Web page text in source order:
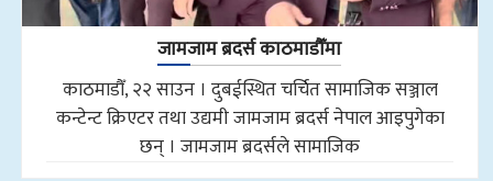
जामजाम ब्रदर्स काठमाडौँमा
काठमाडौँ, २२ साउन । दुबईस्थित चर्चित सामाजिक सञ्जाल
कन्टेन्ट क्रिएटर तथा उद्यमी जामजाम ब्रदर्स नेपाल आइपुगेका
छन् । जामजाम ब्रदर्सले सामाजिक